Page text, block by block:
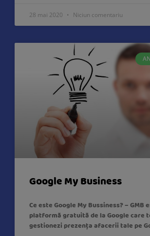
28 mai 2020 Niciun comentariu
Google My Business
Ce este Google My Bussiness? – GMB
platformă gratuită de la Google care
gestionezi prezența afacerii tale pe